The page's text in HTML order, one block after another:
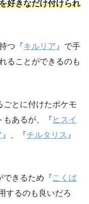
好きなだけ付けられ
つ『キルリア 』で手
ることができるのも
ごとに付けたポケモ
もあるが、『 ヒスイ
』、『チルタリス 』
できるため『こくば
するのも良いだろ